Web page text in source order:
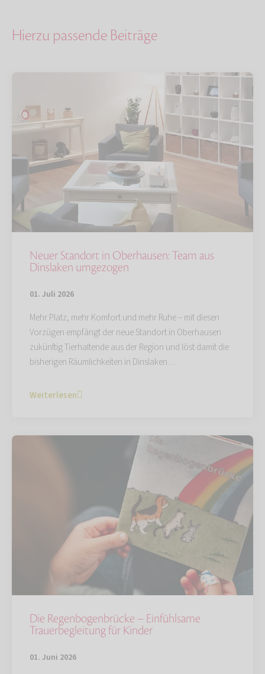
Hierzu passende Beiträge
Neuer Standort in Oberhausen: Team aus
Dinslaken umgezogen
01. Juli 2026
Mehr Platz, mehr Komfort und mehr Ruhe – mit diesen
Vorzügen empfängt der neue Standort in Oberhausen
zukünftig Tierhaltende aus der Region und löst damit die
bisherigen Räumlichkeiten in Dinslaken…
Weiterlesen
Die Regenbogenbrücke – Einfühlsame
Trauerbegleitung für Kinder
01. Juni 2026